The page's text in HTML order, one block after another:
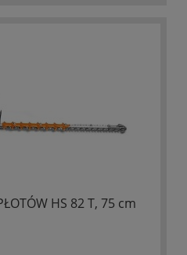
HS 82 T, 75 cm